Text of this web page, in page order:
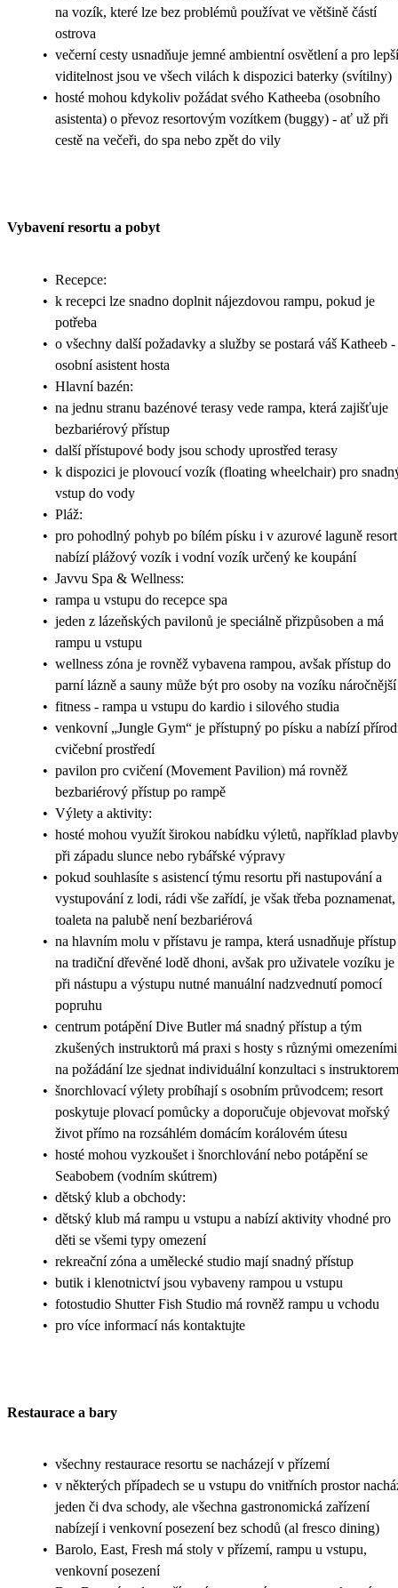
na vozík, které lze bez problémů používat ve většině částí
ostrova
• večerní cesty usnadňuje jemné ambientní osvětlení a pro lepší
viditelnost jsou ve všech vilách k dispozici baterky (svítilny)
• hosté mohou kdykoliv požádat svého Katheeba (osobního
asistenta) o převoz resortovým vozítkem (buggy) - ať už při
cestě na večeři, do spa nebo zpět do vily
Vybavení resortu a pobyt
• Recepce:
• k recepci lze snadno doplnit nájezdovou rampu, pokud je
potřeba
• o všechny další požadavky a služby se postará váš Katheeb -
osobní asistent hosta
• Hlavní bazén:
• na jednu stranu bazénové terasy vede rampa, která zajišťuje
bezbariérový přístup
• další přístupové body jsou schody uprostřed terasy
• k dispozici je plovoucí vozík (floating wheelchair) pro
vstup do vody
• Pláž:
• pro pohodlný pohyb po bílém písku i v azurové laguně resort
nabízí plážový vozík i vodní vozík určený ke koupání
• Javvu Spa & Wellness:
• rampa u vstupu do recepce spa
• jeden z lázeňských pavilonů je speciálně přizpůsoben a má
rampu u vstupu
• wellness zóna je rovněž vybavena rampou, avšak přístup do
parní lázně a sauny může být pro osoby na vozíku náročnější
• fitness - rampa u vstupu do kardio i silového studia
• venkovní „Jungle Gym“ je přístupný po písku a nabízí
cvičební prostředí
• pavilon pro cvičení (Movement Pavilion) má rovněž
bezbariérový přístup po rampě
• Výlety a aktivity:
• hosté mohou využít širokou nabídku výletů, například plavby
při západu slunce nebo rybářské výpravy
• pokud souhlasíte s asistencí týmu resortu při nastupování a
vystupování z lodi, rádi vše zařídí, je však třeba poznamenat,
toaleta na palubě není bezbariérová
• na hlavním molu v přístavu je rampa, která usnadňuje přístup
na tradiční dřevěné lodě dhoni, avšak pro uživatele vozíku je
při nástupu a výstupu nutné manuální nadzvednutí pomocí
popruhu
• centrum potápění Dive Butler má snadný přístup a tým
zkušených instruktorů má praxi s hosty s různými
na požádání lze sjednat individuální konzultaci s instruktorem
• šnorchlovací výlety probíhají s osobním průvodcem; resort
poskytuje plovací pomůcky a doporučuje objevovat mořský
život přímo na rozsáhlém domácím korálovém útesu
• hosté mohou vyzkoušet i šnorchlování nebo potápění se
Seabobem (vodním skútrem)
• dětský klub a obchody:
• dětský klub má rampu u vstupu a nabízí aktivity vhodné pro
děti se všemi typy omezení
• rekreační zóna a umělecké studio mají snadný přístup
• butik i klenotnictví jsou vybaveny rampou u vstupu
• fotostudio Shutter Fish Studio má rovněž rampu u vchodu
• pro více informací nás kontaktujte
Restaurace a bary
• všechny restaurace resortu se nacházejí v přízemí
• v některých případech se u vstupu do vnitřních prostor
jeden či dva schody, ale všechna gastronomická zařízení
nabízejí i venkovní posezení bez schodů (al fresco dining)
• Barolo, East, Fresh má stoly v přízemí, rampu u vstupu,
venkovní posezení